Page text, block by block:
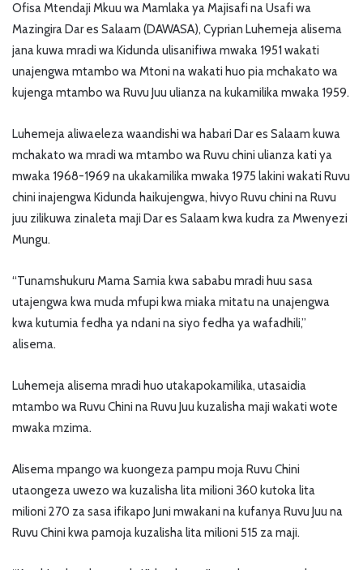
Ofisa Mtendaji Mkuu wa Mamlaka ya Majisafi na Usafi wa
Mazingira Dar es Salaam (DAWASA), Cyprian Luhemeja alisema
jana kuwa mradi wa Kidunda ulisanifiwa mwaka 1951 wakati
unajengwa mtambo wa Mtoni na wakati huo pia mchakato wa
kujenga mtambo wa Ruvu Juu ulianza na kukamilika mwaka 1959.
Luhemeja aliwaeleza waandishi wa habari Dar es Salaam kuwa
mchakato wa mradi wa mtambo wa Ruvu chini ulianza kati ya
mwaka 1968-1969 na ukakamilika mwaka 1975 lakini wakati Ruvu
chini inajengwa Kidunda haikujengwa, hivyo Ruvu chini na Ruvu
juu zilikuwa zinaleta maji Dar es Salaam kwa kudra za Mwenyezi
Mungu.
“Tunamshukuru Mama Samia kwa sababu mradi huu sasa
utajengwa kwa muda mfupi kwa miaka mitatu na unajengwa
kwa kutumia fedha ya ndani na siyo fedha ya wafadhili,”
alisema.
Luhemeja alisema mradi huo utakapokamilika, utasaidia
mtambo wa Ruvu Chini na Ruvu Juu kuzalisha maji wakati wote
mwaka mzima.
Alisema mpango wa kuongeza pampu moja Ruvu Chini
utaongeza uwezo wa kuzalisha lita milioni 360 kutoka lita
milioni 270 za sasa ifikapo Juni mwakani na kufanya Ruvu Juu na
Ruvu Chini kwa pamoja kuzalisha lita milioni 515 za maji.